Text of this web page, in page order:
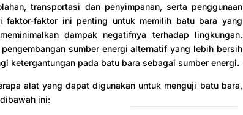
transportasi dan penyimpanan, serta penggunaan
faktor-faktor ini penting untuk memilih batu bara yang
dampak negatifnya terhadap lingkungan.
sumber energi alternatif yang lebih bersih
ketergantungan pada batu bara sebagai sumber energi.
alat yang dapat digunakan untuk menguji batu bara,
ini: